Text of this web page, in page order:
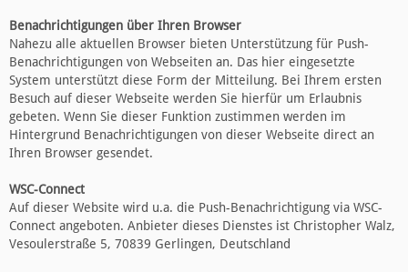
Benachrichtigungen über Ihren Browser
Nahezu alle aktuellen Browser bieten Unterstützung für Push-
Benachrichtigungen von Webseiten an. Das hier eingesetzte
System unterstützt diese Form der Mitteilung. Bei Ihrem ersten
Besuch auf dieser Webseite werden Sie hierfür um Erlaubnis
gebeten. Wenn Sie dieser Funktion zustimmen werden im
Hintergrund Benachrichtigungen von dieser Webseite direct an
Ihren Browser gesendet.
WSC-Connect
Auf dieser Website wird u.a. die Push-Benachrichtigung via WSC-
Connect angeboten. Anbieter dieses Dienstes ist Christopher Walz,
Vesoulerstraße 5, 70839 Gerlingen, Deutschland